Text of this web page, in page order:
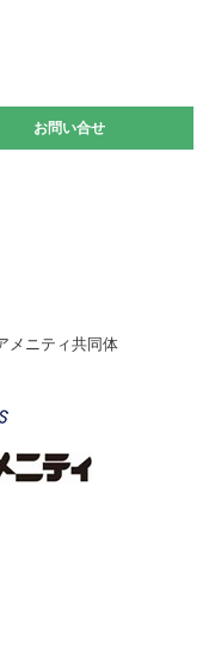
☆
が開催されました
お問い合せ
お問い合せ
メニティ共同体